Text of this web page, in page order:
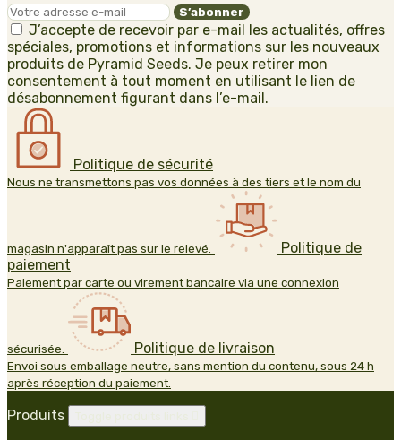
J’accepte de recevoir par e-mail les actualités, offres
spéciales, promotions et informations sur les nouveaux
produits de Pyramid Seeds. Je peux retirer mon
consentement à tout moment en utilisant le lien de
désabonnement figurant dans l’e-mail.
Politique de sécurité
Nous ne transmettons pas vos données à des tiers et le nom du
magasin n'apparaît pas sur le relevé.
Politique de
paiement
Paiement par carte ou virement bancaire via une connexion
sécurisée. Politique de livraison
Envoi sous emballage neutre, sans mention du contenu, sous 24 h
après réception du paiement.
Produits